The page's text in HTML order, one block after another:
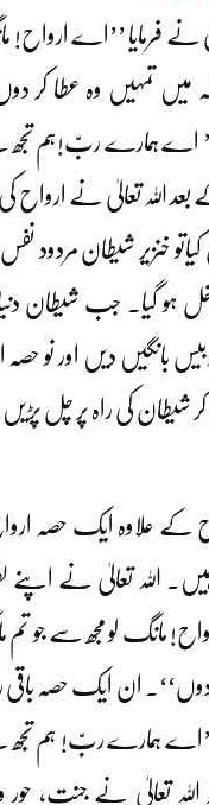
نے فرمایا ’’اے ارواح!
تاکہ میں تمہیں وہ عطا کر
ہمارے ربّ!ہم تجھ سے
اللہ تعالیٰ نے ارواح کی
خنزیر شیطان مردود
ہو گیا۔ جب شیطان دنیا
چوبیس بانگیں دیں اور نو
شیطان کی راہ پر چل
کے علاوہ ایک حصہ
اللہ تعالیٰ نے
مانگ لو مجھ سے جو تم
دوں‘‘۔ ان ایک حصہ باقی
ہمارے ربّ! ہم تجھ سے
تعالیٰ نے جنت، حور